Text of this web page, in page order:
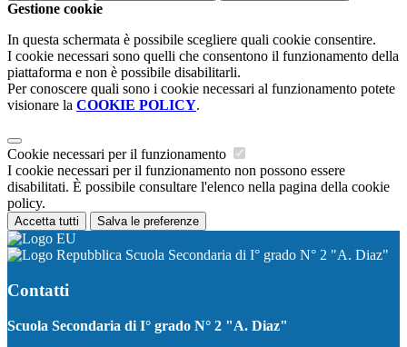
Gestione cookie
In questa schermata è possibile scegliere quali cookie consentire.
I cookie necessari sono quelli che consentono il funzionamento della
piattaforma e non è possibile disabilitarli.
Per conoscere quali sono i cookie necessari al funzionamento potete
visionare la COOKIE POLICY.
Cookie necessari per il funzionamento
I cookie necessari per il funzionamento non possono essere
disabilitati. È possibile consultare l'elenco nella pagina della cookie
policy.
Accetta tutti Salva le preferenze
Scuola Secondaria di I° grado N° 2 "A. Diaz"
Contatti
Scuola Secondaria di I° grado N° 2 "A. Diaz"